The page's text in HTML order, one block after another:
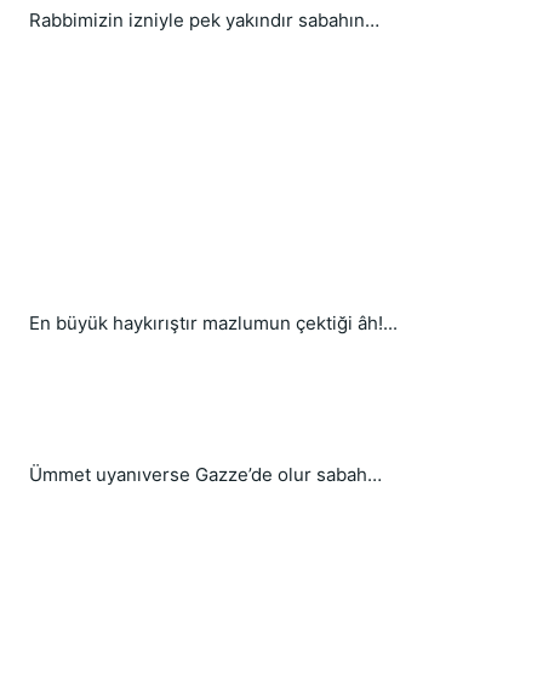
Rabbimizin izniyle pek yakındır sabahın…
En büyük haykırıştır mazlumun çektiği âh!...
Ümmet uyanıverse Gazze’de olur sabah…